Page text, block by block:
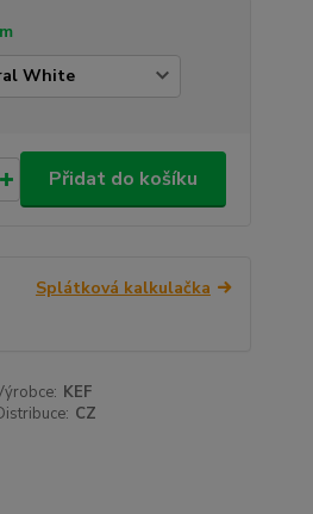
Přidat do košíku
Splátková kalkulačka
KEF
CZ